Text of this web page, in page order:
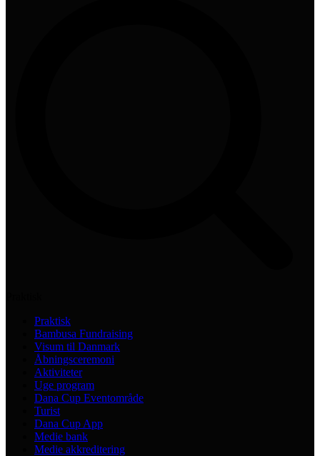
Praktisk
Bambusa Fundraising
Visum til Danmark
Åbningsceremoni
Aktiviteter
Uge program
Dana Cup Eventområde
Turist
Dana Cup App
Medie bank
Medie akkreditering